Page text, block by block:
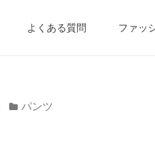
よくある質問 ファッ
パンツ